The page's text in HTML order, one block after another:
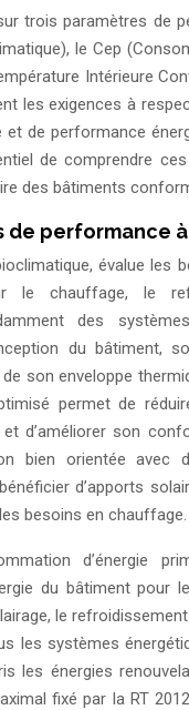
trois paramètres de
le Cep
Intérieure
les exigences à
de performance
de comprendre
des bâtiments
de performance
évalue les
le chauffage, le
des
du bâtiment,
son enveloppe
permet de
d’améliorer son
bien orientée avec
d’apports
besoins en chauffage.
d’énergie
du bâtiment pour
le
les systèmes
les énergies
fixé par la RT